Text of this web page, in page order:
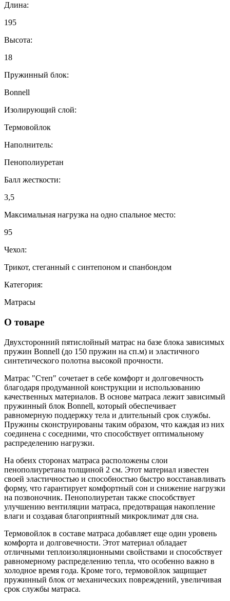
Длина:
195
Высота:
18
Пружинный блок:
Bonnell
Изолирующий слой:
Термовойлок
Наполнитель:
Пенополиуретан
Балл жесткости:
3,5
Максимальная нагрузка на одно спальное место:
95
Чехол:
Трикот, стеганный с синтепоном и спанбондом
Категория:
Матрасы
О товаре
Двухсторонний пятислойный матрас на базе блока зависимых
пружин Bonnell (до 150 пружин на сп.м) и эластичного
синтетического полотна высокой прочности.
Матрас "Степ" сочетает в себе комфорт и долговечность
благодаря продуманной конструкции и использованию
качественных материалов. В основе матраса лежит зависимый
пружинный блок Bonnell, который обеспечивает
равномерную поддержку тела и длительный срок службы.
Пружины сконструированы таким образом, что каждая из них
соединена с соседними, что способствует оптимальному
распределению нагрузки.
На обеих сторонах матраса расположены слои
пенополиуретана толщиной 2 см. Этот материал известен
своей эластичностью и способностью быстро восстанавливать
форму, что гарантирует комфортный сон и снижение нагрузки
на позвоночник. Пенополиуретан также способствует
улучшению вентиляции матраса, предотвращая накопление
влаги и создавая благоприятный микроклимат для сна.
Термовойлок в составе матраса добавляет еще один уровень
комфорта и долговечности. Этот материал обладает
отличными теплоизоляционными свойствами и способствует
равномерному распределению тепла, что особенно важно в
холодное время года. Кроме того, термовойлок защищает
пружинный блок от механических повреждений, увеличивая
срок службы матраса.